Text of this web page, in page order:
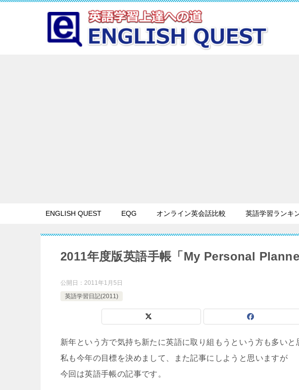
ENGLISH QUEST EQG オンライン英会話比較 英語学習ランキ
2011年度版英語手帳「My Personal
公開日： 2011年1月5日
英語学習日記(2011)
新年という方で気持ち新たに英語に取り組もうという方も多いと
私も今年の目標を決めまして、また記事にしようと思いますが
今回は英語手帳の記事です。